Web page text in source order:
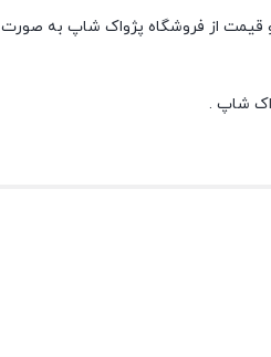
قیمت از فروشگاه پژواک شاپ به صورت
شاپ .